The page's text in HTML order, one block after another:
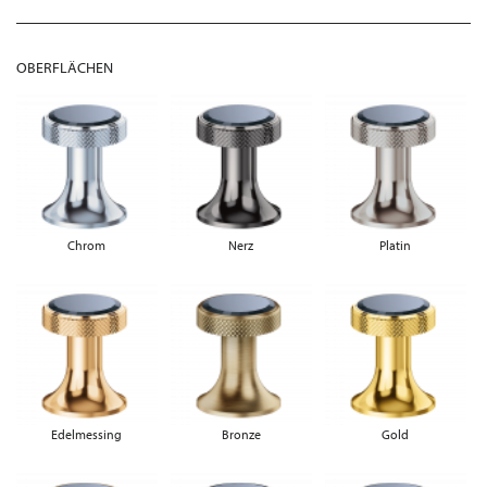
OBERFLÄCHEN
Chrom Nerz Platin
Edelmessing Bronze Gold